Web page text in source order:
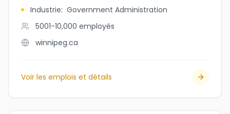
Industrie: Government Administration
5001-10,000 employés
winnipeg.ca
Voir les emplois et détails